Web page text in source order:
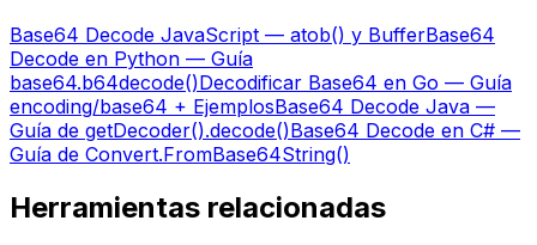
Base64 Decode JavaScript — atob() y BufferBase64
Decode en Python — Guía
base64.b64decode()Decodificar Base64 en Go — Guía
encoding/base64 + EjemplosBase64 Decode Java —
Guía de getDecoder().decode()Base64 Decode en C# —
Guía de Convert.FromBase64String()
Herramientas relacionadas